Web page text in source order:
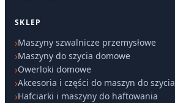
SKLEP
Maszyny szwalnicze przemysłowe
Maszyny do szycia domowe
Owerloki domowe
Akcesoria i części do maszyn do szycia
Hafciarki i maszyny do haftowania